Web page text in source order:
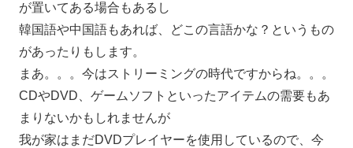
が置いてある場合もあるし
韓国語や中国語もあれば、どこの言語かな？というもの
があったりもします。
まあ。。。今はストリーミングの時代ですからね。。。
CDやDVD、ゲームソフトといったアイテムの需要もあ
まりないかもしれませんが
我が家はまだDVDプレイヤーを使用しているので、今